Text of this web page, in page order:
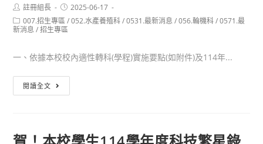
性
轉
轉
度
第
期
暑
假
考
Post
author:
註冊組長
Post
published:
2025-06-17
Post
category:
007.招生專區 / 052.水產養殖科 / 0531.最新消息 / 056.輪機科 / 0571.最
新消息 / 招生專區
一、依據本校校內適性轉科(學程)實施要點(如附件)及114年...
閱讀全文
內
轉